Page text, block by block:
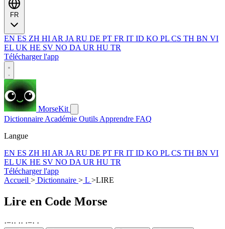
EN ES ZH HI AR JA RU DE PT FR IT ID KO PL CS TH BN VI
EL UK HE SV NO DA UR HU TR
Télécharger l'app
MorseKit
Dictionnaire Académie Outils Apprendre FAQ
Langue
EN ES ZH HI AR JA RU DE PT FR IT ID KO PL CS TH BN VI
EL UK HE SV NO DA UR HU TR
Télécharger l'app
Accueil > Dictionnaire > L >LIRE
Lire en Code Morse
·−·· ·· ·−· ·